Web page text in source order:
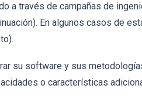
a través de campañas de
En algunos casos de
su software y sus
o características